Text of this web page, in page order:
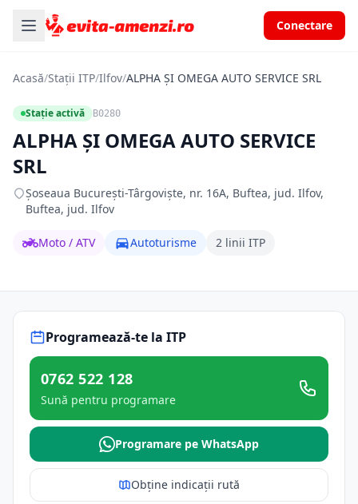
Conectare
Acasă/Stații ITP/Ilfov/ALPHA ŞI OMEGA AUTO SERVICE SRL
Stație activă B0280
ALPHA ŞI OMEGA AUTO SERVICE
SRL
Șoseaua București-Târgoviște, nr. 16A, Buftea, jud. Ilfov,
Buftea, jud. Ilfov
Moto / ATV Autoturisme 2 linii ITP
Programează-te la ITP
0762 522 128
Sună pentru programare
Programare pe WhatsApp
Obține indicații rută